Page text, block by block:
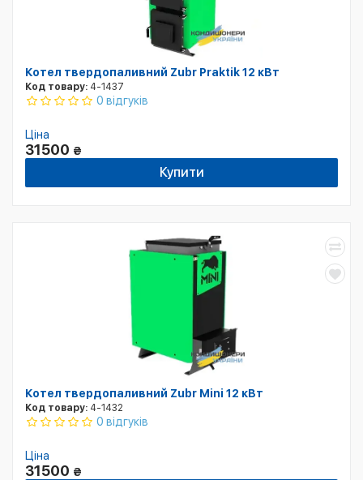
Котел твердопаливний Zubr Praktik 12 кВт
Код товару: 4-1437
0 відгуків
Ціна
31500 ₴
Купити
Котел твердопаливний Zubr Mini 12 кВт
Код товару: 4-1432
0 відгуків
Ціна
31500 ₴